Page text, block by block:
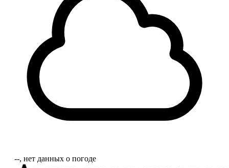
‐‐, нет данных о погоде